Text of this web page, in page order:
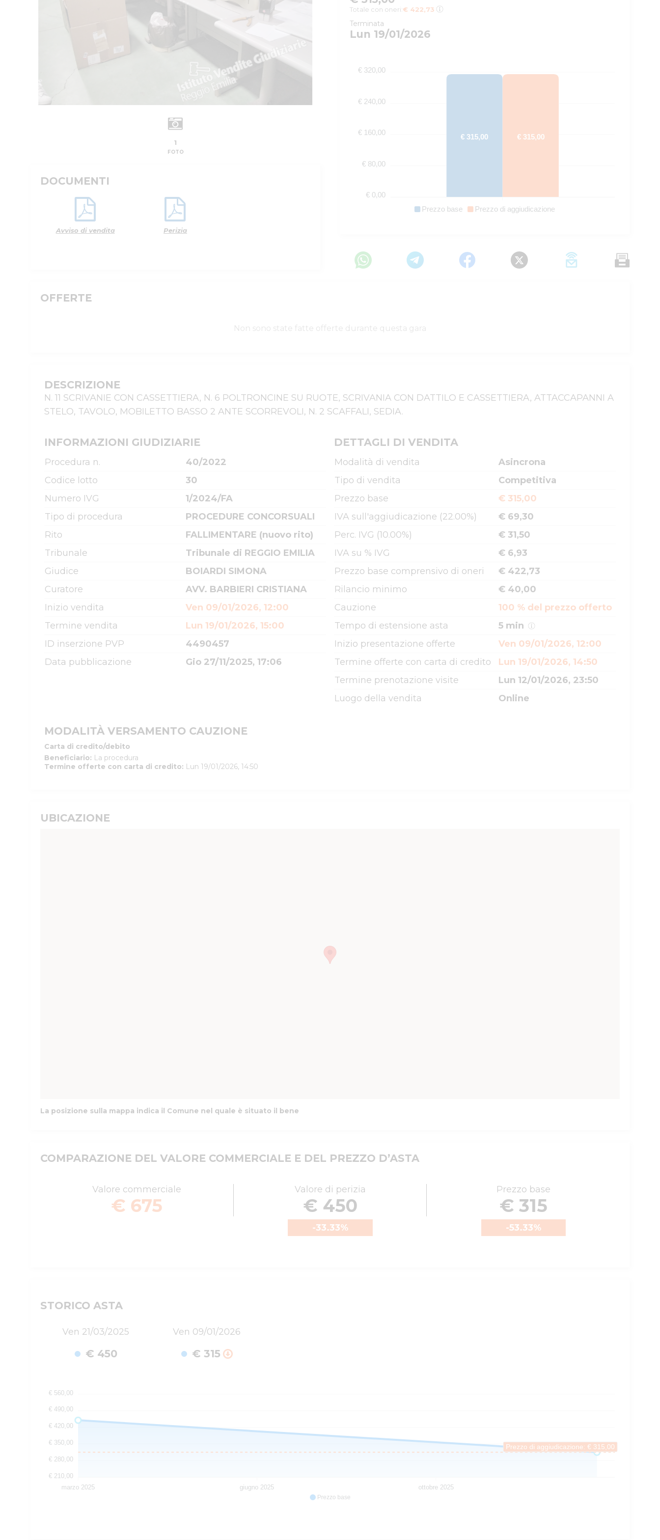
1
FOTO
DOCUMENTI
Avviso di vendita Perizia
Totale con oneri:€ 422,73
Terminata
Lun 19/01/2026
Prezzo base Prezzo di aggiudicazione
€ 315,00 € 315,00
€ 320,00
€ 240,00
€ 160,00
€ 80,00
€ 0,00
OFFERTE
Non sono state fatte offerte durante questa gara
DESCRIZIONE
N. 11 SCRIVANIE CON CASSETTIERA, N. 6 POLTRONCINE SU RUOTE, SCRIVANIA CON DATTILO E CASSETTIERA, ATTACCAPANNI A
STELO, TAVOLO, MOBILETTO BASSO 2 ANTE SCORREVOLI, N. 2 SCAFFALI, SEDIA.
INFORMAZIONI GIUDIZIARIE
Procedura n.
40/2022
Codice lotto
30
Numero IVG
1/2024/FA
Tipo di procedura
PROCEDURE CONCORSUALI
Rito
FALLIMENTARE (nuovo rito)
Tribunale
Tribunale di REGGIO EMILIA
Giudice
BOIARDI SIMONA
Curatore
AVV. BARBIERI CRISTIANA
Inizio vendita
Ven 09/01/2026, 12:00
Termine vendita
Lun 19/01/2026, 15:00
ID inserzione PVP
4490457
Data pubblicazione
Gio 27/11/2025, 17:06
DETTAGLI DI VENDITA
Modalità di vendita
Asincrona
Tipo di vendita
Competitiva
Prezzo base
€ 315,00
IVA sull'aggiudicazione (22.00%)
€ 69,30
Perc. IVG (10.00%)
€ 31,50
IVA su % IVG
€ 6,93
Prezzo base comprensivo di oneri
€ 422,73
Rilancio minimo
€ 40,00
Cauzione
100 % del prezzo offerto
Tempo di estensione asta
5 min
Inizio presentazione offerte
Ven 09/01/2026, 12:00
Termine offerte con carta di credito
Lun 19/01/2026, 14:50
Termine prenotazione visite
Lun 12/01/2026, 23:50
Luogo della vendita
Online
MODALITÀ VERSAMENTO CAUZIONE
Carta di credito/debito
Beneficiario: La procedura
Termine offerte con carta di credito: Lun 19/01/2026, 14:50
UBICAZIONE
La posizione sulla mappa indica il Comune nel quale è situato il bene
COMPARAZIONE DEL VALORE COMMERCIALE E DEL PREZZO D’ASTA
Valore commerciale
€ 675
Valore di perizia
€ 450
-33.33%
Prezzo base
€ 315
-53.33%
STORICO ASTA
Ven 21/03/2025
€ 450
Ven 09/01/2026
€ 315
Prezzo base
marzo 2025 giugno 2025 ottobre 2025
Prezzo di aggiudicazione: € 315,00
€ 560,00
€ 490,00
€ 420,00
€ 350,00
€ 280,00
€ 210,00